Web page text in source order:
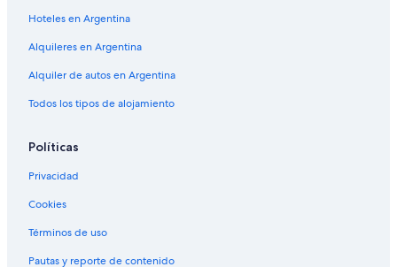
Hoteles en Argentina
Alquileres en Argentina
Alquiler de autos en Argentina
Todos los tipos de alojamiento
Políticas
Privacidad
Cookies
Términos de uso
Pautas y reporte de contenido